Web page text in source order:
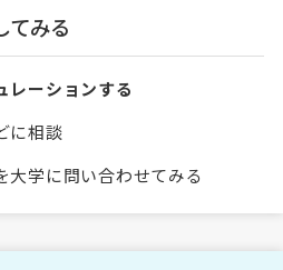
てみる
レーションする
に相談
大学に問い合わせてみる